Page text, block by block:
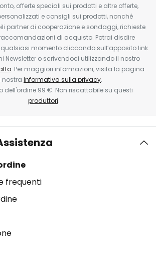
offerte speciali sui prodotti e altre offerte,
e consigli sui prodotti, nonché
partner di cooperazione e sondaggi, richieste
di acquisto. Potrai disdire
momento cliccando sull’apposito link
Newsletter o scrivendoci utilizzando il nostro
. Per maggiori informazioni, visita la pagina
nostra Informativa sulla privacy.
dell'ordine 99 €. Non riscattabile su questi
produttori.
frequenti